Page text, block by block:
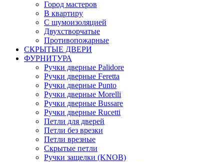
Город мастеров
В квартиру
С шумоизоляцией
Двухстворчатые
Противопожарные
СКРЫТЫЕ ДВЕРИ
ФУРНИТУРА
Ручки дверные Palidore
Ручки дверные Feretta
Ручки дверные Punto
Ручки дверные Morelli
Ручки дверные Bussare
Ручки дверные Rucetti
Петли для дверей
Петли без врезки
Петли врезные
Скрытые петли
Ручки защелки (KNOB)